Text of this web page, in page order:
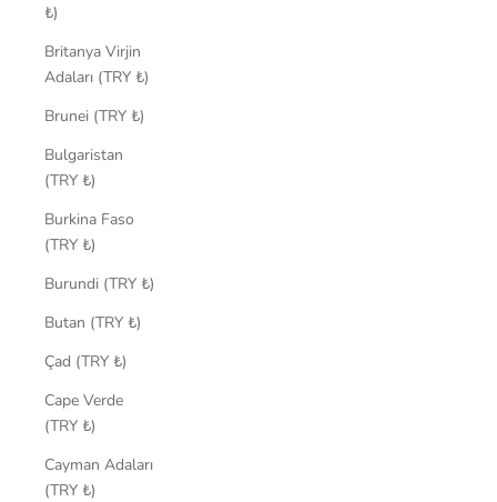
₺)
Britanya Virjin
Adaları (TRY ₺)
Brunei (TRY ₺)
Bulgaristan
(TRY ₺)
Burkina Faso
(TRY ₺)
Burundi (TRY ₺)
Butan (TRY ₺)
Çad (TRY ₺)
Cape Verde
(TRY ₺)
Cayman Adaları
(TRY ₺)